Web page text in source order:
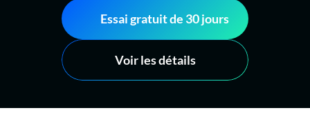
Essai gratuit de 30 jours
Voir les détails